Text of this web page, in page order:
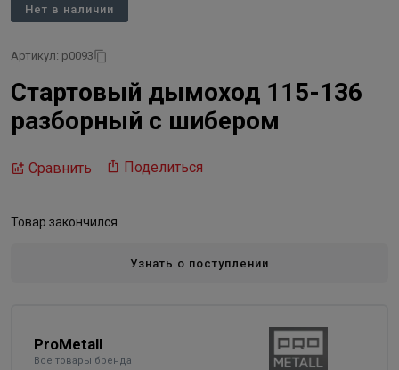
Нет в наличии
Артикул: p0093
Стартовый дымоход 115-136
разборный с шибером
Сравнить Поделиться
Товар закончился
Узнать о поступлении
ProMetall
Все товары бренда